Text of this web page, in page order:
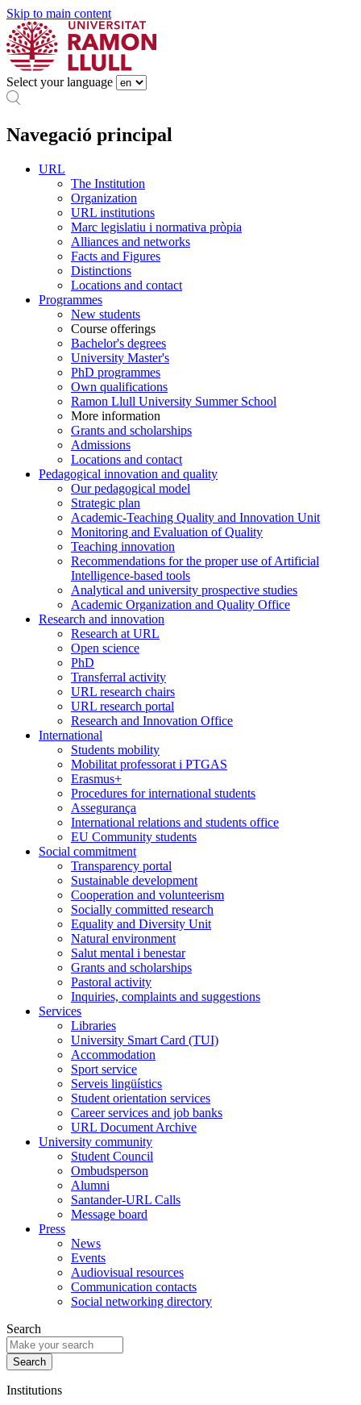
Skip to main content
Select your language
Navegació principal
URL
The Institution
Organization
URL institutions
Marc legislatiu i normativa pròpia
Alliances and networks
Facts and Figures
Distinctions
Locations and contact
Programmes
New students
Course offerings
Bachelor's degrees
University Master's
PhD programmes
Own qualifications
Ramon Llull University Summer School
More information
Grants and scholarships
Admissions
Locations and contact
Pedagogical innovation and quality
Our pedagogical model
Strategic plan
Academic-Teaching Quality and Innovation Unit
Monitoring and Evaluation of Quality
Teaching innovation
Recommendations for the proper use of Artificial
Intelligence-based tools
Analytical and university prospective studies
Academic Organization and Quality Office
Research and innovation
Research at URL
Open science
PhD
Transferral activity
URL research chairs
URL research portal
Research and Innovation Office
International
Students mobility
Mobilitat professorat i PTGAS
Erasmus+
Procedures for international students
Assegurança
International relations and students office
EU Community students
Social commitment
Transparency portal
Sustainable development
Cooperation and volunteerism
Socially committed research
Equality and Diversity Unit
Natural environment
Salut mental i benestar
Grants and scholarships
Pastoral activity
Inquiries, complaints and suggestions
Services
Libraries
University Smart Card (TUI)
Accommodation
Sport service
Serveis lingüístics
Student orientation services
Career services and job banks
URL Document Archive
University community
Student Council
Ombudsperson
Alumni
Santander-URL Calls
Message board
Press
News
Events
Audiovisual resources
Communication contacts
Social networking directory
Search
Institutions